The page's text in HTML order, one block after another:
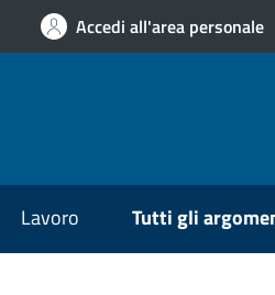
Accedi all'area personale
Lavoro Tutti gli